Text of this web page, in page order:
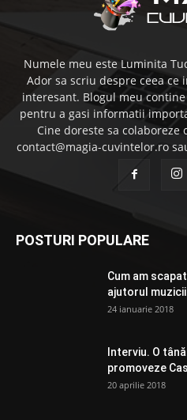
Numele meu este Luminita
Ador sa scriu despre ceea ce
interesant. Blogul meu
pentru a gasi informatii
Cine doreste sa
contact@magia-cuvintelor.ro
POSTURI POPULARE
Cum am
ajutorul
24 ianuarie 2018
Interviu. O
promoveze
20 aprilie 2018